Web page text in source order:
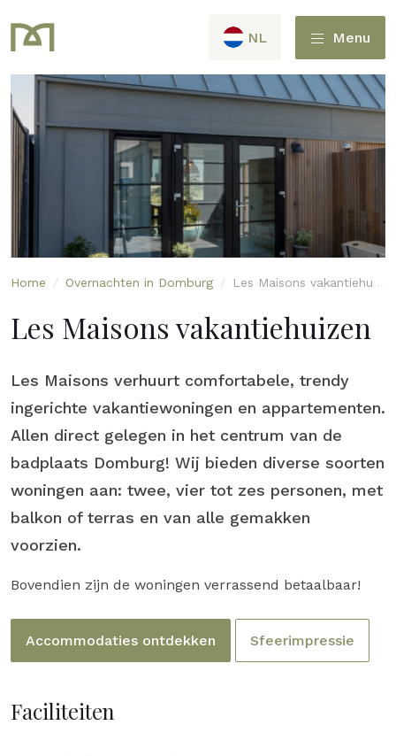
Menu
NL
Home / Overnachten in Domburg / Les Maisons vakantiehuizen
Les Maisons vakantiehuizen
Les Maisons verhuurt comfortabele, trendy
ingerichte vakantiewoningen en appartementen.
Allen direct gelegen in het centrum van de
badplaats Domburg! Wij bieden diverse soorten
woningen aan: twee, vier tot zes personen, met
balkon of terras en van alle gemakken
voorzien.
Bovendien zijn de woningen verrassend betaalbaar!
Accommodaties ontdekken Sfeerimpressie
Faciliteiten